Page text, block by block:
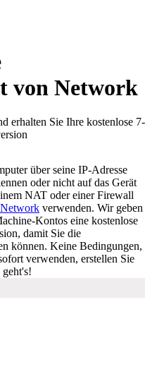
von Network
erhalten Sie Ihre kostenlose 7-
über seine IP-Adresse
oder nicht auf das Gerät
NAT oder einer Firewall
verwenden. Wir geben
Kontos eine kostenlose
damit Sie die
können. Keine Bedingungen,
verwenden, erstellen Sie